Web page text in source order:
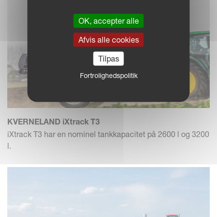
KVERNELAND iXtrack T3
iXtrack T3 har en nominel tankkapacitet på 2600 l og 3200
l.
OK, accepter alle
Afvis alle cookies
Tilpas
Fortrolighedspolitik